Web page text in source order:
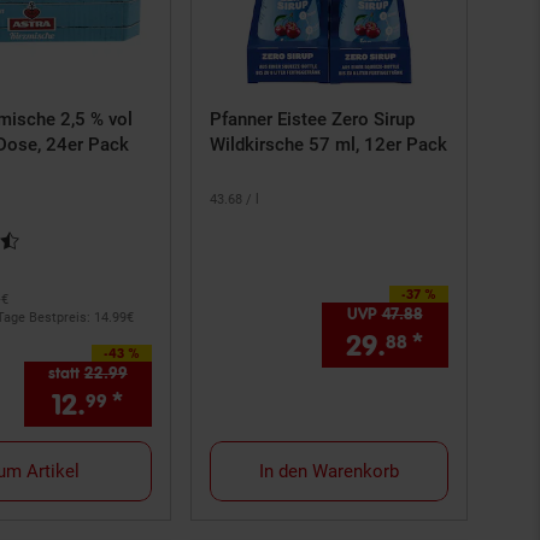
Fußnote, Details am Seitenende
2,5 % vol
24er Pack
4,73 von 5 Sternen
Bestpreis: 14.99€
-43 %
Sie Sparen 43 Prozent,
statt 22.99Alter Preis: 22,
12.99 *
Artikel
Pfanner Eistee Zero Sirup
Wildkirsche 57 ml, 12er Pack
43.68 / l
-37 %
Sie Sparen 37 Prozent,
UVP47.88UVP : 47,
29.88 *
In den Warenkorb